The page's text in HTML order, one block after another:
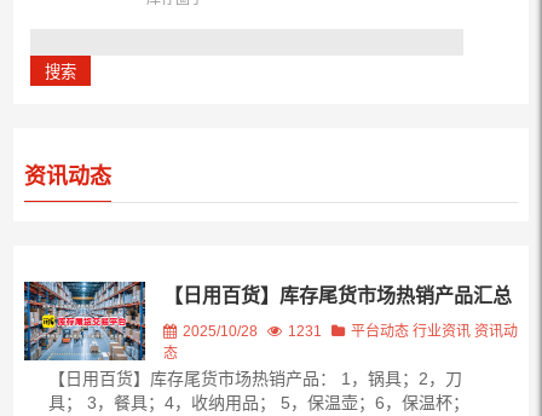
资讯动态
【日用百货】库存尾货市场热销产品汇总
2025/10/28 1231 平台动态 行业资讯 资讯动
态
【日用百货】库存尾货市场热销产品： 1，锅具；2，刀
具； 3，餐具；4，收纳用品； 5，保温壶；6，保温杯；